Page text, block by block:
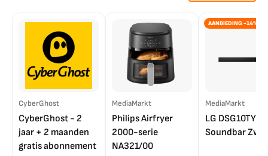
CyberGhost
CyberGhost - 2
jaar + 2 maanden
gratis abonnement
MediaMarkt
Philips Airfryer
2000-serie
NA321/00
AANBIEDING -14%
MediaMarkt
LG DSG10TY
Soundbar